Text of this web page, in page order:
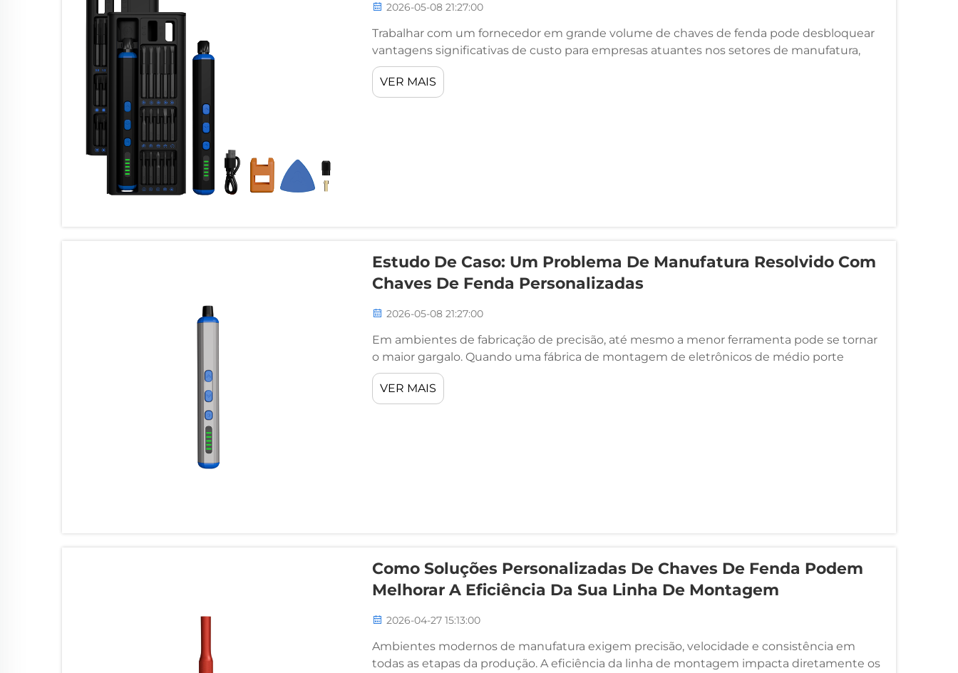
2026-05-08 21:27:00
Trabalhar com um fornecedor em grande volume de chaves de fenda pode desbloquear
vantagens significativas de custo para empresas atuantes nos setores de manufatura,
manutenção, distribuição varejista e gestão de instalações. No entanto, o desafio que os
gestores de compras enfrentam constantemente...
VER MAIS
Estudo De Caso: Um Problema De Manufatura Resolvido Com
Chaves De Fenda Personalizadas
2026-05-08 21:27:00
Em ambientes de fabricação de precisão, até mesmo a menor ferramenta pode se tornar
o maior gargalo. Quando uma fábrica de montagem de eletrônicos de médio porte
começou a enfrentar um aumento significativo de parafusos danificados, aplicação
inconsistente de torque e taxas crescentes de retrabalho...
VER MAIS
Como Soluções Personalizadas De Chaves De Fenda Podem
Melhorar A Eficiência Da Sua Linha De Montagem
2026-04-27 15:13:00
Ambientes modernos de manufatura exigem precisão, velocidade e consistência em
todas as etapas da produção. A eficiência da linha de montagem impacta diretamente os